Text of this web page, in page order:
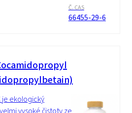
Č. CAS
66455-29-6
je ekologický